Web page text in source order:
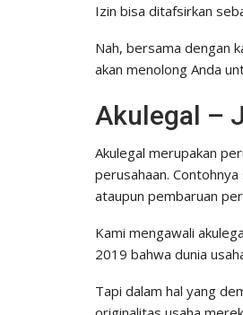
Izin bisa ditafsirkan
Nah, bersama dengan
akan menolong Anda
Akulegal –
Akulegal merupakan
perusahaan.
ataupun pembaruan
Kami mengawali
2019 bahwa dunia
Tapi dalam hal yang